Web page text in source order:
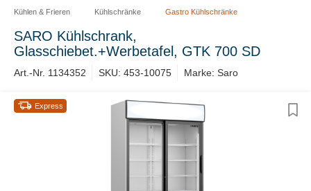
Kühlen & Frieren Kühlschränke Gastro Kühlschränke
SARO Kühlschrank,
Glasschiebet.+Werbetafel, GTK 700 SD
Art.-Nr. 1134352 SKU: 453-10075 Marke: Saro
Express